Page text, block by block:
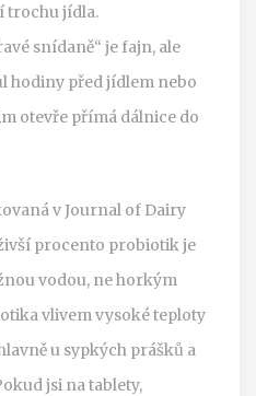
trochu jídla.
snídaně“ je fajn, ale
hodiny před jídlem nebo
otevře přímá dálnice do
v Journal of Dairy
procento probiotik je
vodou, ne horkým
vlivem vysoké teploty
u sypkých prášků a
jsi na tablety,